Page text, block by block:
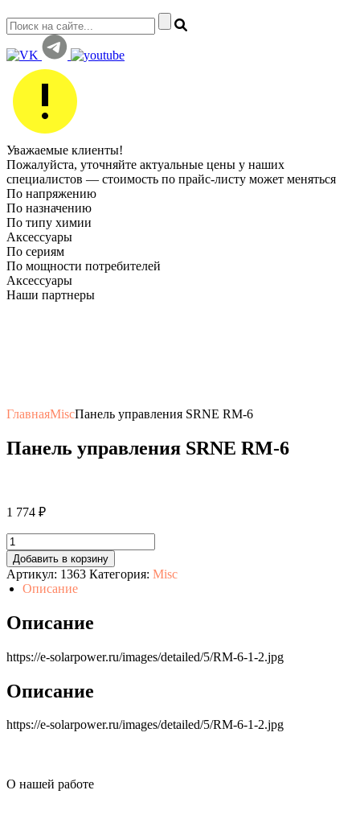
Уважаемые клиенты!
Пожалуйста, уточняйте актуальные цены у наших
специалистов — стоимость по прайс‑листу может меняться
По напряжению
По назначению
По типу химии
Аксессуары
По сериям
По мощности потребителей
Аксессуары
Наши партнеры
ГлавнаяMiscПанель управления SRNE RM-6
Панель управления SRNE RM-6
1 774 ₽
Количество
товара
Панель
управления
SRNE
6
Добавить в корзину
Артикул: 1363 Категория: Misc
Описание
Описание
https://e-solarpower.ru/images/detailed/5/RM-6-1-2.jpg
Описание
https://e-solarpower.ru/images/detailed/5/RM-6-1-2.jpg
О нашей работе